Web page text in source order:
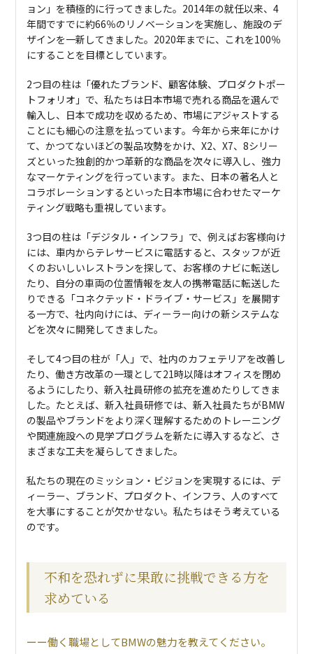
ョン」を積極的に行ってきました。2014年の就任以来、4
年間ですでに約66％のリノベーションを実施し、施設のデ
ザインを一新してきました。2020年までに、これを100％
にすることを目標としています。
2つ目の柱は「優れたブランド、顧客体験、プロダクトポー
トフォリオ」で、私たちは日本市場で売れる商品を選んで
輸入し、日本で成功を収めるため、市場にアジャストする
ことにも細心の注意を払っています。今年から来年にかけ
て、かつてないほどの製品攻勢をかけ、X2、X7、8シリー
ズといった独創的かつ革新的な商品を次々に導入し、強力
なマーケティングを行っています。また、日本の著名人と
コラボレーションするといった日本市場に合わせたマーケ
ティング戦略も重視しています。
3つ目の柱は「デジタル・インフラ」で、例えばお客様向け
には、車内からテレサービスに電話すると、スタッフが近
くのおいしいレストランを探して、お客様のナビに転送し
たり、自分の車両の位置情報を友人の携帯電話に転送した
りできる「コネクテッド・ドライブ・サービス」を展開す
る一方で、社内向けには、ディーラー向けの新システムな
どを次々に開発してきました。
そして4つ目の柱が「人」で、社内のカフェテリアを改善し
たり、働き方改革の一環として21時以降はオフィスを閉め
るようにしたり、新入社員研修の拡充を進めたりしてきま
した。たとえば、新入社員研修では、新入社員たちがBMW
の製品やブランドをより深く理解するためのトレーニング
や関連施設への見学プログラムを新たに導入するなど、さ
まざまな工夫を凝らしてきました。
私たちの現在のミッション・ビジョンを実現するには、デ
ィーラー、ブランド、プロダクト、インフラ、人のすべて
を大事にすることが欠かせない。私たちはそう考えている
のです。
不和を恐れずに果敢に挑戦できる方を
求めている
働く職場としてBMWの魅力を教えてください。